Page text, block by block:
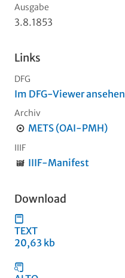
Ausgabe
3.8.1853
Links
DFG
Im DFG-Viewer ansehen
Archiv
METS (OAI-PMH)
IIIF
IIIF-Manifest
Download
TEXT
20,63 kb